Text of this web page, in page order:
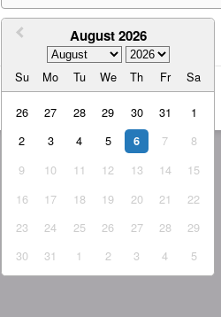
August 2026
Su Mo Tu We Th Fr Sa
26 27 28 29 30 31
1
2
3 4 5 6 7
8
9
10 11 12 13 14
15
16
17 18 19 20 21
22
23
24 25 26 27 28
29
30
31 1 2 3 4 5
我同意 服務條款與隱私權政策